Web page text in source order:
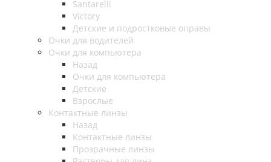
Santarelli
Victory
Детские и подростковые оправы
Очки для водителей
Очки для компьютера
Назад
Очки для компьютера
Детские
Взрослые
Контактные линзы
Назад
Контактные линзы
Прозрачные линзы